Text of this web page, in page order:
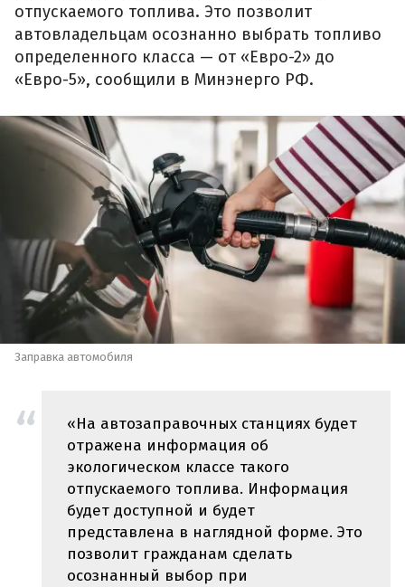
отпускаемого топлива. Это позволит
автовладельцам осознанно выбрать топливо
определенного класса — от «Евро-2» до
«Евро-5», сообщили в Минэнерго РФ.
Заправка автомобиля
«На автозаправочных станциях будет
отражена информация об
экологическом классе такого
отпускаемого топлива. Информация
будет доступной и будет
представлена в наглядной форме. Это
позволит гражданам сделать
осознанный выбор при